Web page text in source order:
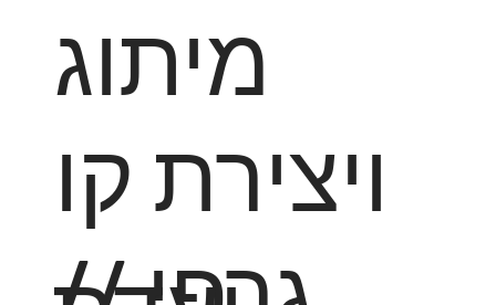
מיתוג
ויצירת קו